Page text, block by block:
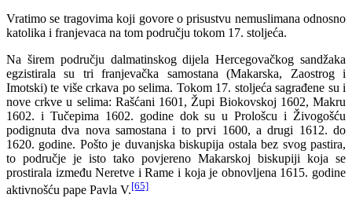
Vratimo se tragovima koji govore o prisustvu nemuslimana odnosno
katolika i franjevaca na tom području tokom 17. stoljeća.
Na širem području dalmatinskog dijela Hercegovačkog sandžaka
egzistirala su tri franjevačka samostana (Makarska, Zaostrog i
Imotski) te više crkava po selima. Tokom 17. stoljeća sagrađene su i
nove crkve u selima: Rašćani 1601, Župi Biokovskoj 1602, Makru
1602. i Tučepima 1602. godine dok su u Prološcu i Živogošću
podignuta dva nova samostana i to prvi 1600, a drugi 1612. do
1620. godine. Pošto je duvanjska biskupija ostala bez svog pastira,
to područje je isto tako povjereno Makarskoj biskupiji koja se
prostirala između Neretve i Rame i koja je obnovljena 1615. godine
aktivnošću pape Pavla V.[65]